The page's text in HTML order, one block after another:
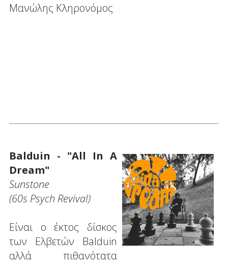
Μανώλης Κληρονόμος
Balduin - "All In A
Dream"
Sunstone
(60s Psych Revival)
Είναι ο έκτος δίσκος
των Ελβετών Balduin
αλλά πιθανότατα